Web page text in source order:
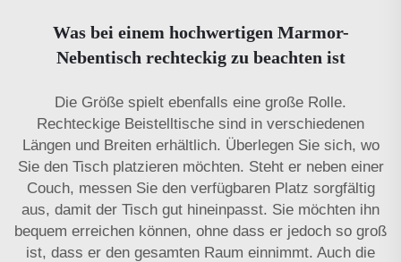
Was bei einem hochwertigen Marmor-
Nebentisch rechteckig zu beachten ist
Die Größe spielt ebenfalls eine große Rolle.
Rechteckige Beistelltische sind in verschiedenen
Längen und Breiten erhältlich. Überlegen Sie sich, wo
Sie den Tisch platzieren möchten. Steht er neben einer
Couch, messen Sie den verfügbaren Platz sorgfältig
aus, damit der Tisch gut hineinpasst. Sie möchten ihn
bequem erreichen können, ohne dass er jedoch so groß
ist, dass er den gesamten Raum einnimmt. Auch die